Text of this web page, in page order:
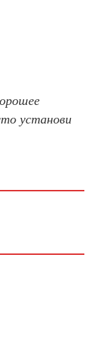
установи